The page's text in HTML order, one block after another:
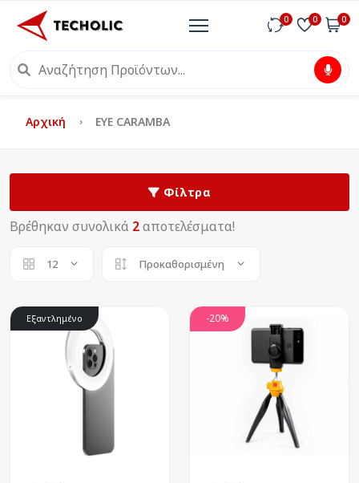
0 0 0
Αρχική EYE CARAMBA
Φίλτρα
Βρέθηκαν συνολικά 2αποτελέσματα!
12 Προκαθορισμένη
Εξαντλημένο -20%